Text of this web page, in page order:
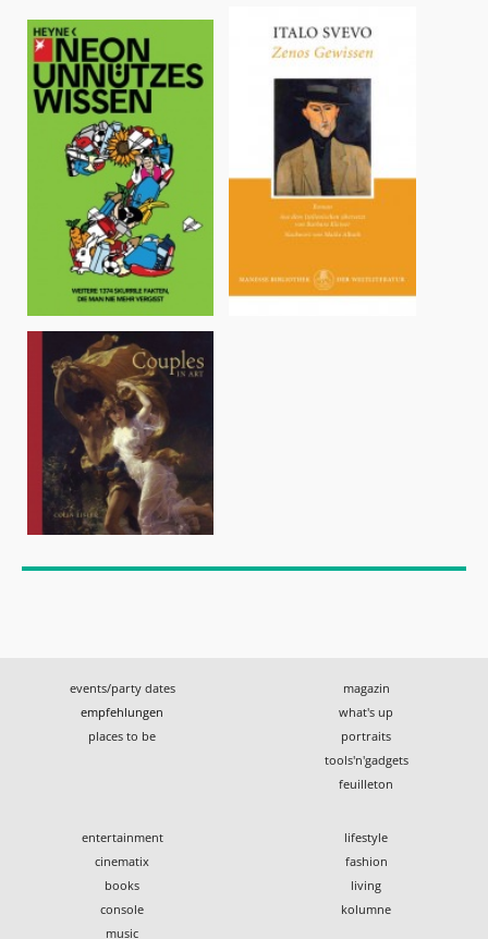
events/party dates
empfehlungen
places to be
magazin
what's up
portraits
tools'n'gadgets
feuilleton
entertainment
cinematix
books
console
music
lifestyle
fashion
living
kolumne